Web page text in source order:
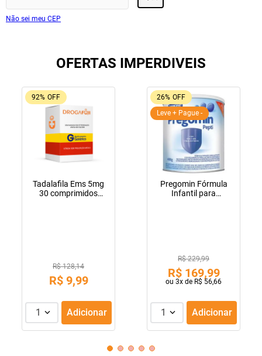
Não sei meu CEP
OFERTAS IMPERDIVEIS
92% OFF
Tadalafila Ems 5mg
30 comprimidos
R$ 128,14
R$ 9,99
1 Adicionar
26% OFF
Leve + Pague -
Pregomin Fórmula
Infantil para
R$ 229,99
R$ 169,99
ou 3x de R$ 56,66
1 Adicionar